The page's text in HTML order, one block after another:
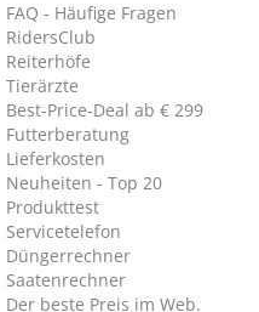
FAQ - Häufige Fragen
RidersClub
Reiterhöfe
Tierärzte
Best-Price-Deal ab € 299
Futterberatung
Lieferkosten
Neuheiten - Top 20
Produkttest
Servicetelefon
Düngerrechner
Saatenrechner
Der beste Preis im Web.